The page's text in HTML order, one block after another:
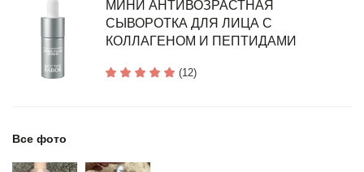
МИНИ АНТИВОЗРАСТНАЯ
СЫВОРОТКА ДЛЯ ЛИЦА С
КОЛЛАГЕНОМ И ПЕПТИДАМИ
(12)
Все фото